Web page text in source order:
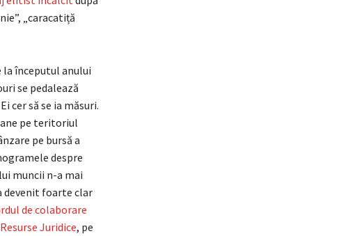
„caracatiță
începutul anului
se pedalează
cer să se ia măsuri.
pe teritoriul
pe bursă a
despre
muncii n-a mai
devenit foarte clar
de colaborare
Juridice, pe